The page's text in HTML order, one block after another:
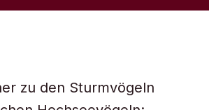
zu den Sturmvögeln